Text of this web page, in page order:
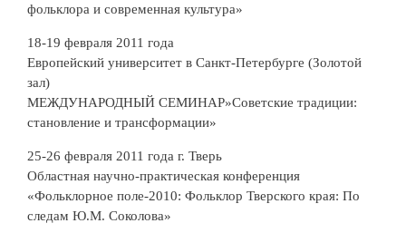
фольклора и современная культура»
18-19 февраля 2011 года
Европейский университет в Санкт-Петербурге (Золотой
зал)
МЕЖДУНАРОДНЫЙ СЕМИНАР»Советские традиции:
становление и трансформации»
25-26 февраля 2011 года г. Тверь
Областная научно-практическая конференция
«Фольклорное поле-2010: Фольклор Тверского края: По
следам Ю.М. Соколова»